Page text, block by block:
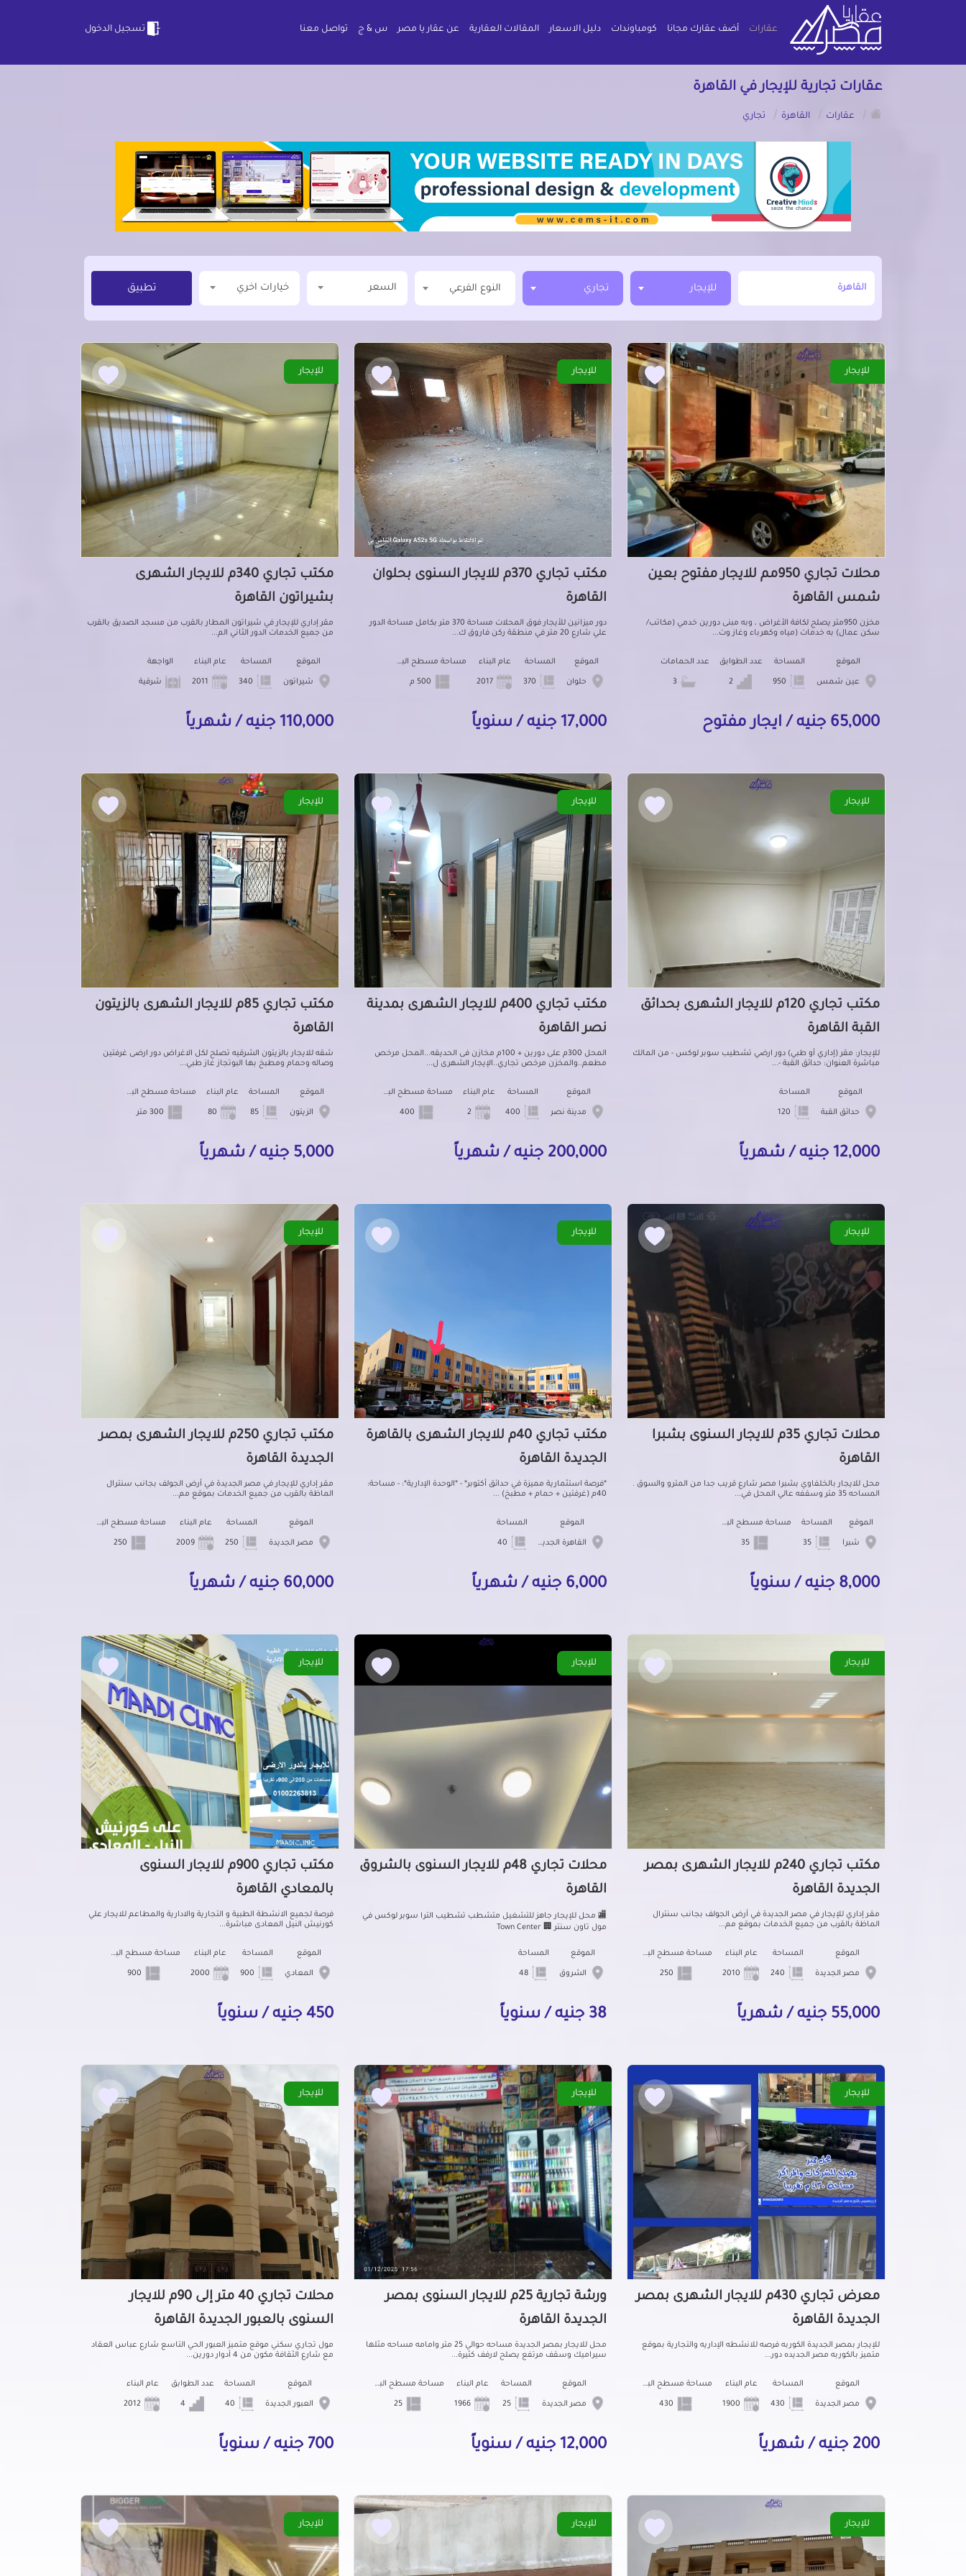
عقارات أضف عقارك مجانا كومباوندات دليل الاسعار المقالات العقارية عن عقار يا مصر س & ج تواصل معنا تسجيل الدخول
عقارات تجارية للإيجار في القاهرة
/
عقارات / القاهرة / تجاري
للإيجار تجاري النوع الفرعي السعر خيارات اخري تطبيق
للإيجار
محلات تجاري 950مم للايجار مفتوح بعين
شمس القاهرة
مخزن 950متر يصلح لكافة الأغراض ، وبه مبنى دورين خدمي (مكاتب/
سكن عمال) به خدمات (مياه وكهرباء وغاز وت...
الموقع
عين شمس
المساحة عدد الطوابق عدد الحمامات
65,000 جنيه / ايجار مفتوح
للإيجار
مكتب تجاري 370م للايجار السنوى بحلوان
القاهرة
دور ميزانين للأيجار فوق المحلات مساحة 370 متر بكامل مساحة الدور
علي شارع 20 متر في منطقة ركن فاروق ك...
الموقع
حلوان
المساحة عام البناء مساحة مسطح البناء
17,000 جنيه / سنوياً
للإيجار
مكتب تجاري 340م للايجار الشهرى
بشيراتون القاهرة
مقر إداري للإيجار في شيراتون المطار بالقرب من مسجد الصديق بالقرب
من جميع الخدمات الدور الثاني الم...
الموقع
شيراتون
المساحة عام البناء الواجهة
شرقية
110,000 جنيه / شهرياً
للإيجار
مكتب تجاري 120م للايجار الشهرى بحدائق
القبة القاهرة
للإيجار: مقر (إداري أو طبي) دور ارضي تشطيب سوبر لوكس - من المالك
مباشرة العنوان: حدائق القبة -...
الموقع
حدائق القبة
المساحة
12,000 جنيه / شهرياً
للإيجار
مكتب تجاري 400م للايجار الشهرى بمدينة
نصر القاهرة
المحل 300م على دورين + 100م مخازن فى الحديقه...المحل مرخص
مطعم..والمخزن مرخص تجاري..الإيجار الشهرى ل...
الموقع
مدينة نصر
المساحة عام البناء مساحة مسطح البناء
200,000 جنيه / شهرياً
للإيجار
مكتب تجاري 85م للايجار الشهرى بالزيتون
القاهرة
شقه للايجار بالزيتون الشرقيه تصلح لكل الاغراض دور ارضى غرفتين
وصاله وحمام ومطبخ بها البوتجاز غاز طبي...
الموقع
الزيتون
المساحة
85
عام البناء مساحة مسطح البناء
5,000 جنيه / شهرياً
للإيجار
محلات تجاري 35م للايجار السنوى بشبرا
القاهرة
محل للايجار بالخلفاوي بشبرا مصر شارع قريب جدا من المترو والسوق .
المساحه 35 متر وسقفه عالي المحل في...
الموقع
شبرا
المساحة
35
مساحة مسطح البناء
8,000 جنيه / سنوياً
للإيجار
مكتب تجاري 40م للايجار الشهرى بالقاهرة
الجديدة القاهرة
*فرصة استثمارية مميزة في حدائق أكتوبر* - *الوحدة الإدارية*: - مساحة:
40م (غرفتين + حمام + مطبخ) ...
الموقع
القاهرة الجديدة
المساحة
6,000 جنيه / شهرياً
للإيجار
مكتب تجاري 250م للايجار الشهرى بمصر
الجديدة القاهرة
مقـر إداري للإيجار في مصر الجديدة في أرض الجولف بجانب سنترال
الماظة بالقرب من جميع الخدمات بموقع مم...
الموقع
مصر الجديدة
المساحة عام البناء مساحة مسطح البناء
60,000 جنيه / شهرياً
للإيجار
مكتب تجاري 240م للايجار الشهرى بمصر
الجديدة القاهرة
مقـر إداري للإيجار في مصر الجديدة في أرض الجولف بجانب سنترال
الماظة بالقرب من جميع الخدمات بموقع مم...
الموقع
مصر الجديدة
المساحة عام البناء مساحة مسطح البناء
55,000 جنيه / شهرياً
للإيجار
محلات تجاري 48م للايجار السنوى بالشروق
القاهرة
🏬 محل للإيجار جاهز للتشغيل متشطب تشطيب الترا سوبر لوكس في
مول تاون سنتر 🏢 Town Center
الموقع
الشروق
المساحة
38 جنيه / سنوياً
للإيجار
مكتب تجاري 900م للايجار السنوى
بالمعادي القاهرة
فرصة لجميع الانشطة الطبية و التجارية والادارية والمطاعم للايجار علي
كورنيش النيل المعادى مباشرة...
الموقع
المعادي
المساحة عام البناء مساحة مسطح البناء
450 جنيه / سنوياً
للإيجار
معرض تجاري 430م للايجار الشهرى بمصر
الجديدة القاهرة
للإيجار بمصر الجديدة الكوربه فرصه للانشطه الإداريه والتجارية بموقع
متميز بالكوربه مصر الجديده دور...
الموقع
مصر الجديدة
المساحة عام البناء مساحة مسطح البناء
200 جنيه / شهرياً
للإيجار
ورشة تجارية 25م للايجار السنوى بمصر
الجديدة القاهرة
محل للايجار بمصر الجديدة مساحه حوالي 25 متر وامامه مساحه مثلها
سيراميك وسقف مرتفع يصلح لارفف كثيرة...
الموقع
مصر الجديدة
المساحة
25
عام البناء مساحة مسطح البناء
12,000 جنيه / سنوياً
للإيجار
محلات تجاري 40 متر إلى 90م للايجار
السنوى بالعبور الجديدة القاهرة
مول تجاري سكني موقع متميز العبور الحي التاسع شارع عباس العقاد
مع شارع الثقافة مكون من 4 أدوار دورين...
الموقع
العبور الجديدة
المساحة عدد الطوابق عام البناء
700 جنيه / سنوياً
للإيجار للإيجار للإيجار